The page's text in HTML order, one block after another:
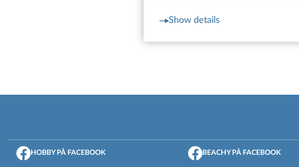
Show details
HOBBY PÅ FACEBOOK BEACHY PÅ FACEBOOK